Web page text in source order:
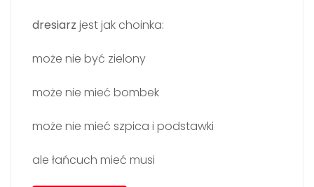
dresiarz jest jak choinka:
może nie być zielony
może nie mieć bombek
może nie mieć szpica i podstawki
ale łańcuch mieć musi